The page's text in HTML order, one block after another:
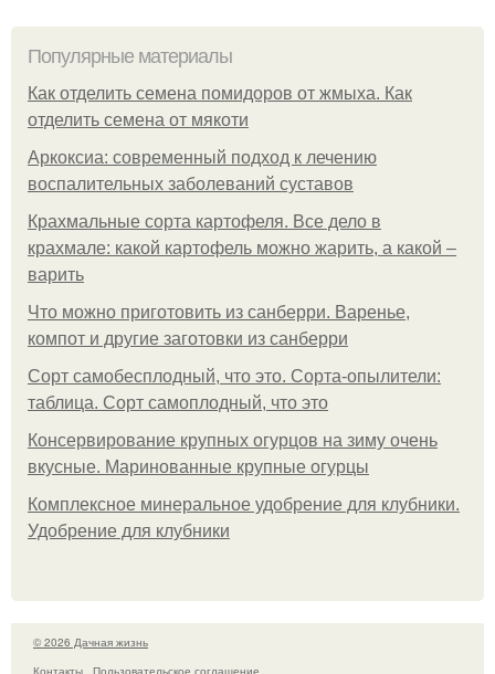
Популярные материалы
Как отделить семена помидоров от жмыха. Как
отделить семена от мякоти
Аркоксиа: современный подход к лечению
воспалительных заболеваний суставов
Крахмальные сорта картофеля. Все дело в
крахмале: какой картофель можно жарить, а какой –
варить
Что можно приготовить из санберри. Варенье,
компот и другие заготовки из санберри
Сорт самобесплодный, что это. Сорта-опылители:
таблица. Сорт самоплодный, что это
Консервирование крупных огурцов на зиму очень
вкусные. Маринованные крупные огурцы
Комплексное минеральное удобрение для клубники.
Удобрение для клубники
© 2026 Дачная жизнь
Контакты
Пользовательское соглашение